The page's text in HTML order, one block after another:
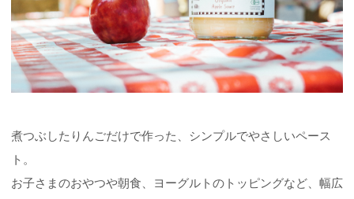
煮つぶしたりんごだけで作った、シンプルでやさしいペース
ト。
お子さまのおやつや朝食、ヨーグルトのトッピングなど、幅広